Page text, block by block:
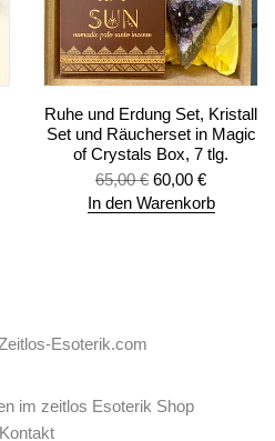
Ruhe und Erdung Set, Kristall
Set und Räucherset in Magic
of Crystals Box, 7 tlg.
65,00€ 60,00 €
In den Warenkorb
Esoterik.com
im zeitlos Esoterik Shop
Kontakt